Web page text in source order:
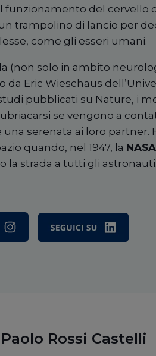
funzionamento del cervello
trampolino di lancio per
come gli esseri umani.
(non solo in ambito
da Eric Wieschaus dell ’
pubblicati su Nature, i
se vengono a
serenata ai loro partner.
quando, nel 1947, la NASA
la strada a tutti gli astronauti.
Paolo Rossi Castelli